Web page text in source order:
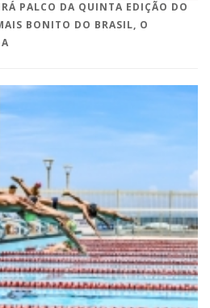
PALCO DA QUINTA EDIÇÃO DO
BONITO DO BRASIL, O